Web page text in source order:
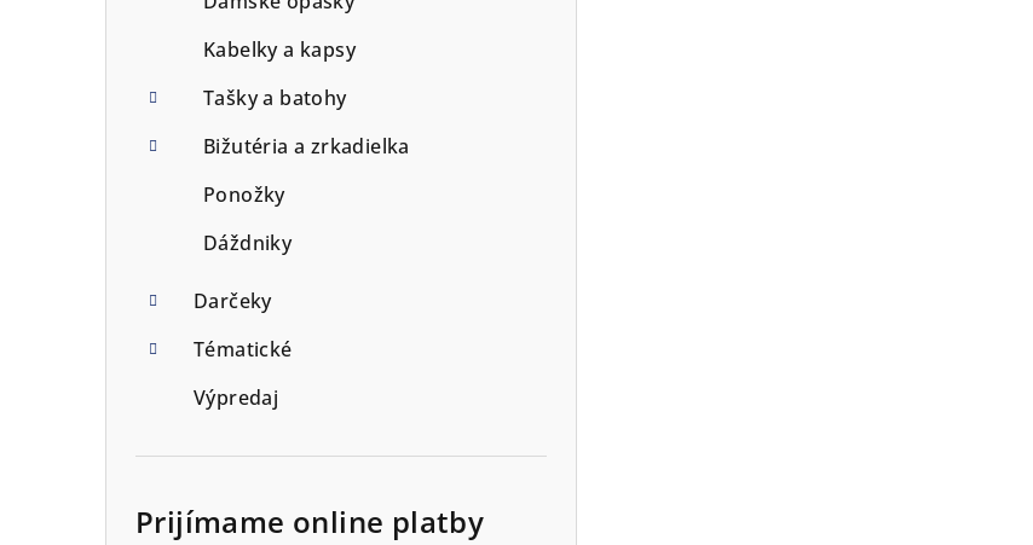
Kabelky a kapsy
Tašky a batohy
Bižutéria a zrkadielka
Ponožky
Dáždniky
Darčeky
Tématické
Výpredaj
Prijímame online platby